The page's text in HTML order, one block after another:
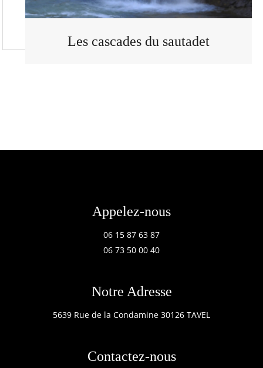
Les cascades du sautadet
Appelez-nous
06 15 87 63 87
06 73 50 00 40
Notre Adresse
5639 Rue de la Condamine 30126 TAVEL
Contactez-nous